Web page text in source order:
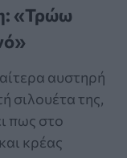
«Τρώω
αυστηρή
σιλουέτα της,
πως στο
κρέας